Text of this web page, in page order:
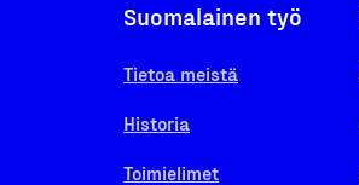
Suomalainen työ
Tietoa meistä
Historia
Toimielimet